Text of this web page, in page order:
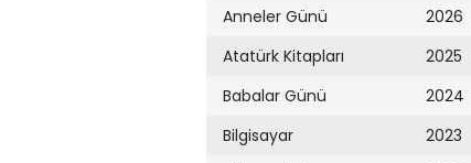
Anneler Günü
Atatürk Kitapları
Babalar Günü
Bilgisayar
2026
2025
2024
2023